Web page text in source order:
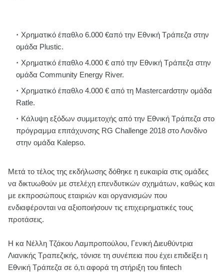
Χρηματικό έπαθλο 6.000 €από την Εθνική Τράπεζα στην
ομάδα Plustic.
Χρηματικό έπαθλο 4.000 € από την Εθνική Τράπεζα στην
ομάδα Community Energy River.
Χρηματικό έπαθλο 4.000 € από τη Mastercardστην ομάδα
Ratle.
Κάλυψη εξόδων συμμετοχής από την Εθνική Τράπεζα στο
πρόγραμμα επιτάχυνσης RG Challenge 2018 στο Λονδίνο
στην ομάδα Kalepso.
Μετά το τέλος της εκδήλωσης δόθηκε η ευκαιρία στις ομάδες
να δικτυωθούν με στελέχη επενδυτικών σχημάτων, καθώς και
με εκπροσώπους εταιριών και οργανισμών που
ενδιαφέρονται να αξιοποιήσουν τις επιχειρηματικές τους
προτάσεις.
Η κα Νέλλη Τζάκου Λαμπροπούλου, Γενική Διευθύντρια
Λιανικής Τραπεζικής, τόνισε τη συνέπεια που έχει επιδείξει η
Εθνική Τράπεζα σε ό,τι αφορά τη στήριξη του fintech